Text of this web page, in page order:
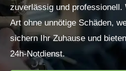
zuverlässig und professionell.
Art ohne unnötige Schäden,
sichern Ihr Zuhause und
24h-Notdienst.